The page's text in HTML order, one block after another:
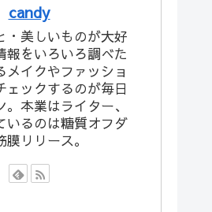
candy
・美しいものが大好
報をいろいろ調べた
メイクやファッショ
ェックするのが毎日
本業はライター、
いるのは糖質オフダ
リリース。